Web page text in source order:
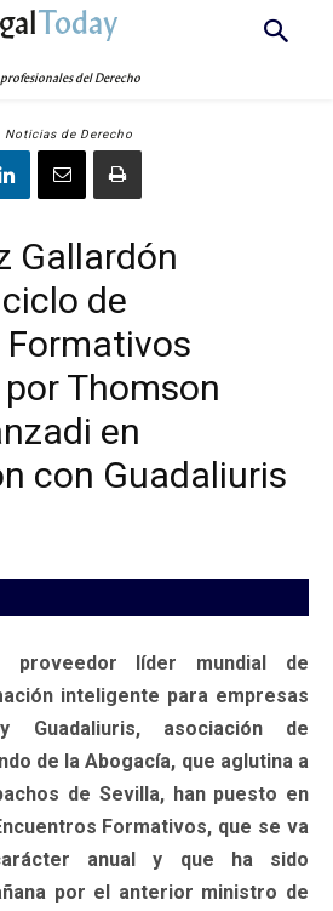
Today
del Derecho
Noticias de Derecho
Gallardón
de
Thomson
en
con Guadaliuris
proveedor líder mundial de
inteligente para empresas
Guadaliuris, asociación de
de la Abogacía, que aglutina a
de Sevilla, han puesto en
Formativos, que se va
anual y que ha sido
por el anterior ministro de